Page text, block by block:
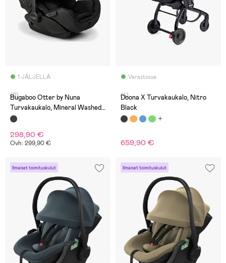
1 JÄLJELLÄ
(0)
Bugaboo Otter by Nuna
Turvakaukalo, Mineral Washed
Black
298,90 €
Ovh: 299,90 €
Varastossa
(4)
Doona X Turvakaukalo, Nitro
Black
659,90 €
Ilmaiset toimituskulut Ilmaiset toimituskulut